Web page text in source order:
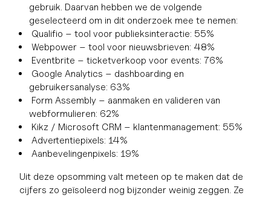
gebruik. Daarvan hebben we de volgende
geselecteerd om in dit onderzoek mee te nemen:
Qualifio – tool voor publieksinteractie: 55%
Webpower – tool voor nieuwsbrieven: 48%
Eventbrite – ticketverkoop voor events: 76%
Google Analytics – dashboarding en
gebruikersanalyse: 63%
Form Assembly – aanmaken en valideren van
webformulieren: 62%
Kikz / Microsoft CRM – klantenmanagement: 55%
Advertentiepixels: 14%
Aanbevelingenpixels: 19%
Uit deze opsomming valt meteen op te maken dat de
cijfers zo geïsoleerd nog bijzonder weinig zeggen. Ze